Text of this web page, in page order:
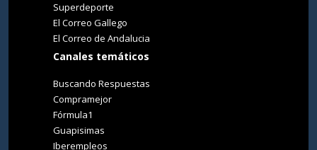
Superdeporte
El Correo Gallego
El Correo de Andalucia
Canales temáticos
Buscando Respuestas
Compramejor
Fórmula1
Guapisimas
Iberempleos